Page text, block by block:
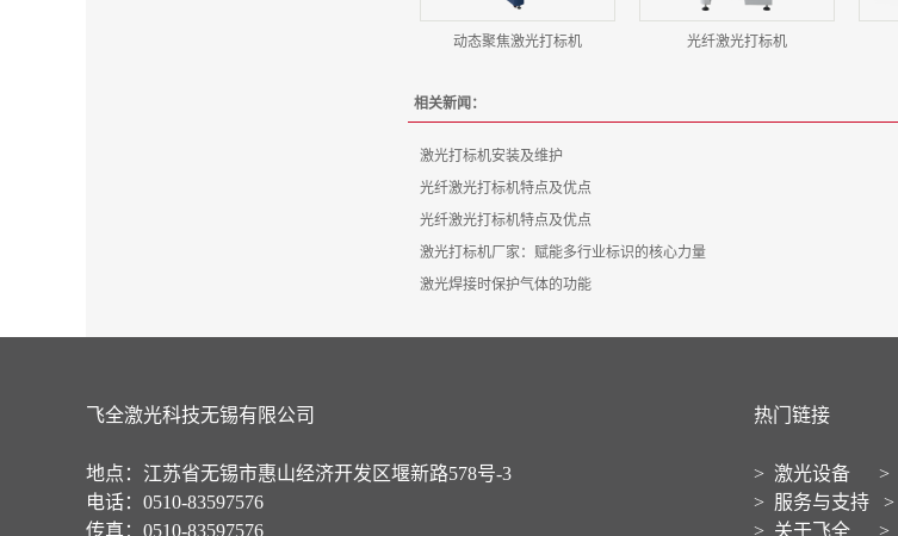
动态聚焦激光打标机 光纤激光打标机
相关新闻：
激光打标机安装及维护
光纤激光打标机特点及优点
光纤激光打标机特点及优点
激光打标机厂家：赋能多行业标识的核心力量
激光焊接时保护气体的功能
飞全激光科技无锡有限公司
地点：江苏省无锡市惠山经济开发区堰新路578号-3
电话：0510-83597576
传真：0510-83597576
热门链接
> 激光设备 >
> 服务与支持 >
> 关于飞全 >